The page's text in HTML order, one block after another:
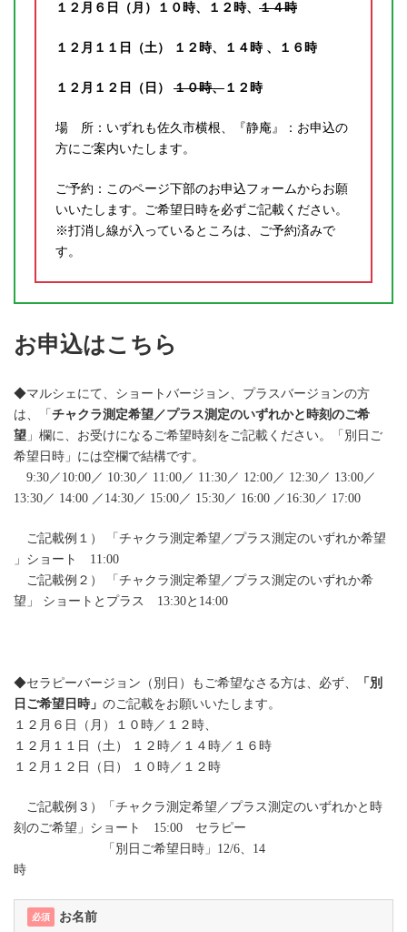
１２月６日（月）１０時、１２時、 １４時
１２月１１日（土） １２時、１４時 、１６時
１２月１２日（日） １０時、 １２時
場 所：いずれも佐久市横根、『静庵』：お申込の
方にご案内いたします。
ご予約：このページ下部のお申込フォームからお願
いいたします。ご希望日時を必ずご記載ください。
※打消し線が入っているところは、ご予約済みで
す。
お申込はこちら
◆マルシェにて、ショートバージョン、プラスバージョンの方
は、「チャクラ測定希望／プラス測定のいずれかと時刻のご希
望 」欄に、お受けになるご希望時刻をご記載ください。「別日ご
希望日時」には空欄で結構です。
9:30／10:00／ 10:30／ 11:00／ 11:30／ 12:00／ 12:30／ 13:00／
13:30／ 14:00 ／14:30／ 15:00／ 15:30／ 16:00 ／16:30／ 17:00
ご記載例１） 「チャクラ測定希望／プラス測定のいずれか希望
」ショート 11:00
ご記載例２） 「チャクラ測定希望／プラス測定のいずれか希
望」 ショートとプラス 13:30と14:00
◆セラピーバージョン（別日）もご希望なさる方は、必ず、
「別
日ご希望日時」 のご記載をお願いいたします。
１２月６日（月）１０時／１２時、
１２月１１日（土） １２時／１４時／１６時
１２月１２日（日） １０時／１２時
ご記載例３）「チャクラ測定希望／プラス測定のいずれかと時
刻のご希望」ショート 15:00 セラピー
「別日ご希望日時」12/6、14
時
必須 お名前